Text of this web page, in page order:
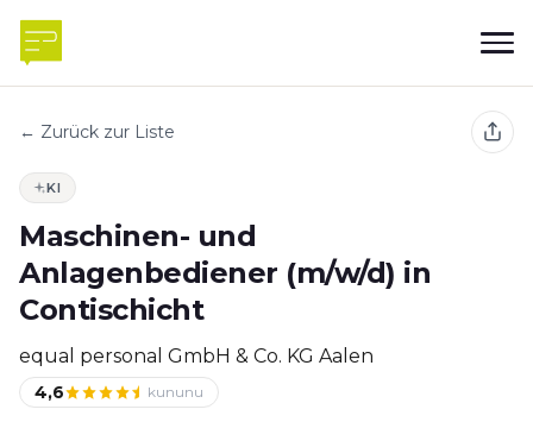
← Zurück zur Liste
KI
Maschinen- und
Anlagenbediener (m/w/d) in
Contischicht
equal personal GmbH & Co. KG Aalen
4,6 kununu